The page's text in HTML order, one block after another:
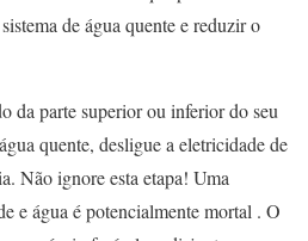
de água quente e reduzir o
da parte superior ou inferior do seu
quente, desligue a eletricidade de
Não ignore esta etapa! Uma
e água é potencialmente mortal . O